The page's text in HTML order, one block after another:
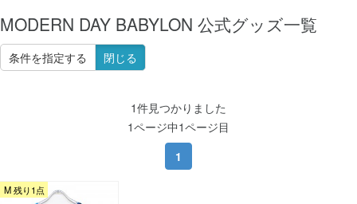
MODERN DAY BABYLON 公式グッズ一覧
条件を指定する 閉じる
1件見つかりました
1ページ中1ページ目
1
M 残り1点